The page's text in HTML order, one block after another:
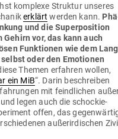
kom­plexe Struktur unseres
erklärt werden kann.
und die Super­po­sition
vor, das kann auch
Funk­tionen wie dem
oder den Emo­tionen
Themen erfahren wollen,
ein MiB“. Darin beschreiben
mit feind­lichen
legen auch die scho­ckie­
offen, das
außer­ir­di­schen